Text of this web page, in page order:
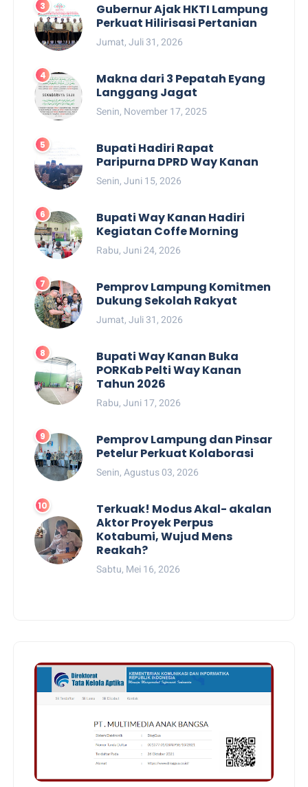
Gubernur Ajak HKTI Lampung
Perkuat Hilirisasi Pertanian
Jumat, Juli 31, 2026
Makna dari 3 Pepatah Eyang
Langgang Jagat
Senin, November 17, 2025
Bupati Hadiri Rapat
Paripurna DPRD Way Kanan
Senin, Juni 15, 2026
Bupati Way Kanan Hadiri
Kegiatan Coffe Morning
Rabu, Juni 24, 2026
Pemprov Lampung Komitmen
Dukung Sekolah Rakyat
Jumat, Juli 31, 2026
Bupati Way Kanan Buka
PORKab Pelti Way Kanan
Tahun 2026
Rabu, Juni 17, 2026
Pemprov Lampung dan Pinsar
Petelur Perkuat Kolaborasi
Senin, Agustus 03, 2026
Terkuak! Modus Akal- akalan
Aktor Proyek Perpus
Kotabumi, Wujud Mens
Reakah?
Sabtu, Mei 16, 2026